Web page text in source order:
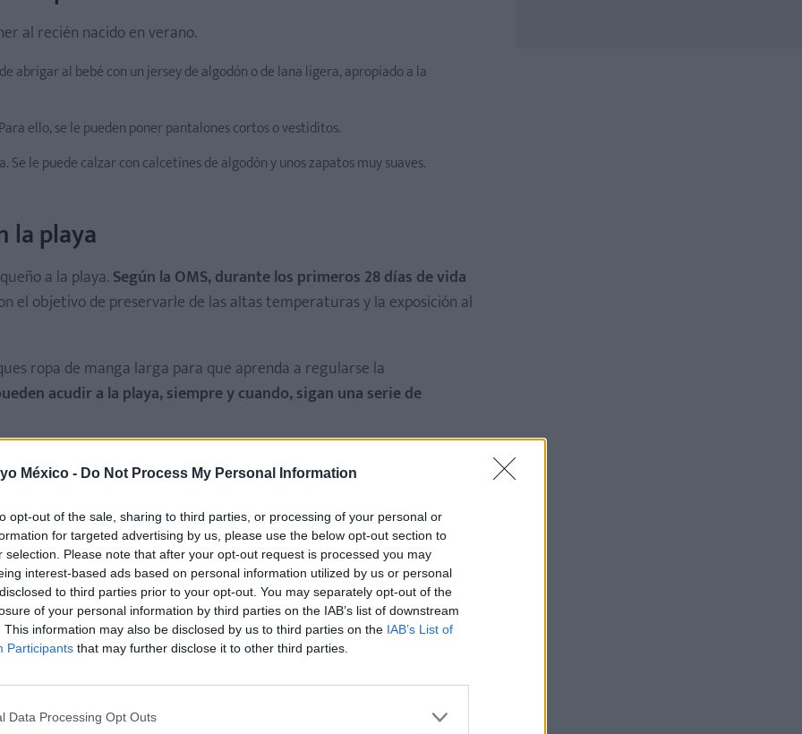
México - Do Not Process My Personal Information
opt-out of the sale, sharing to third parties, or processing of your personal or
for targeted advertising by us, please use the below opt-out section to
selection. Please note that after your opt-out request is processed you may
interest-based ads based on personal information utilized by us or personal
to third parties prior to your opt-out. You may separately opt-out of the
of your personal information by third parties on the IAB’s list of downstream
This information may also be disclosed by us to third parties on the IAB’s List of
Participants that may further disclose it to other third parties.
Data Processing Opt Outs
al recién nacido en verano.
abrigar al bebé con un jersey de algodón o de lana ligera, apropiado a la
ello, se le pueden poner pantalones cortos o vestiditos.
Se le puede calzar con calcetines de algodón y unos zapatos muy suaves.
la playa
a la playa. Según la OMS, durante los primeros 28 días de vida
el objetivo de preservarle de las altas temperaturas y la exposición al
ropa de manga larga para que aprenda a regularse la
acudir a la playa, siempre y cuando, sigan una serie de
baño es el mejor aislante para proteger sus frágiles mucosas genitales, sobre
la arena.
el fin de evitar laexposición directa del bebé al sol.Es mejor que el gorro
del bebé.
la montaña
del pequeño son clave, por lo que no deberías llevarlo tampoco
parar descubrir el entorno y formentar su curiosidad. Te damos